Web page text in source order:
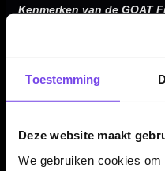
Toestemming
Deze website maakt
We gebruiken cookies
Kenmerken van de GOAT
✓ Gemaakt van 90%
✓ Multi-afwerking met
✓ Strak lineair
✓ Milled grip met fijne ring
✓ Barrel length van 51,00